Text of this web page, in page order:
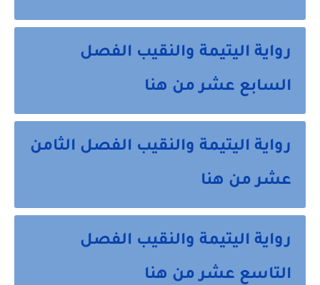
رواية اليتيمة والنقيب الفصل
السابع عشر من هنا
رواية اليتيمة والنقيب الفصل الثامن
عشر من هنا
رواية اليتيمة والنقيب الفصل
التاسع عشر من هنا